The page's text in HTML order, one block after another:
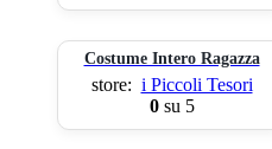
Costume Intero Ragazza
store: i Piccoli Tesori
0su 5